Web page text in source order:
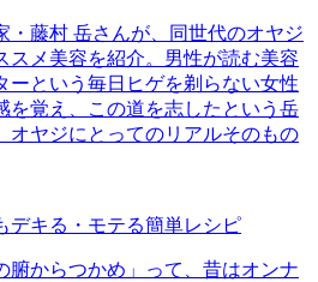
・藤村 岳さんが、同世代のオヤジ
スメ美容を紹介。男性が読む美容
ーという毎日ヒゲを剃らない女性
を覚え、この道を志したという岳
オヤジにとってのリアルそのもの
デキる・モテる簡単レシピ
腑からつかめ」って、昔はオンナ